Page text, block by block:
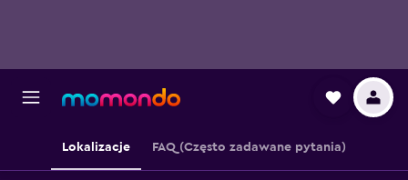
Lokalizacje FAQ (Często zadawane pytania)